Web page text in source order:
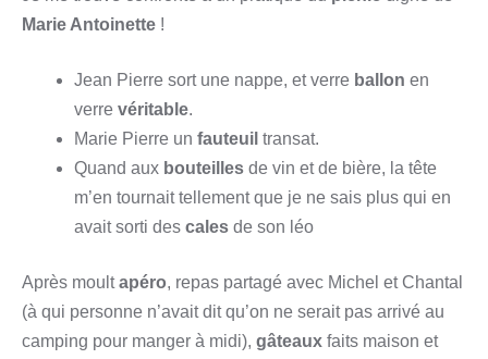
Marie Antoinette !
Jean Pierre sort une nappe, et verre ballon en
verre véritable.
Marie Pierre un fauteuil transat.
Quand aux bouteilles de vin et de bière, la tête
m’en tournait tellement que je ne sais plus qui en
avait sorti des cales de son léo
Après moultapéro, repas partagé avec Michel et Chantal
(à qui personne n’avait dit qu’on ne serait pas arrivé au
camping pour manger à midi), gâteaux faits maison et